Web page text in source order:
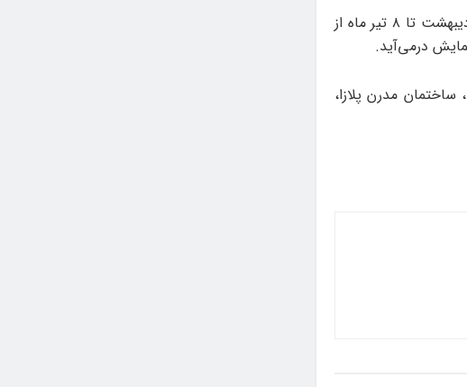
مجموعه‌ی «من او هستم» به کیوریتوری رضا صادقی از روز جمعه ۲۴ اردیبهشت تا ۸ تیر ماه از
نشانی گالری: بلوار ارتش غرب، خیابان بهاران، بن‌بست نسترن، پلاک ۱، ساختمان مدرن پلازا،